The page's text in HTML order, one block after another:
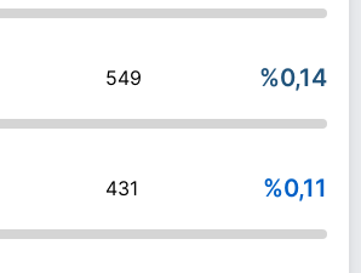
549 %0,14
431 %0,11